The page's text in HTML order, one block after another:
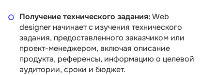
Получение технического задания:Web
designer начинает с изучения технического
задания, предоставленного заказчиком или
проект-менеджером, включая описание
продукта, референсы, информацию о целевой
аудитории, сроки и бюджет.